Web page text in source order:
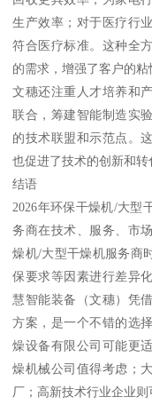
生产效率；对于医疗行
符合医疗标准。这种全
的需求，增强了客户的粘
文穗还注重人才培养和
联合，筹建智能制造实
的技术联盟和示范点。
也促进了技术的创新和转
结语
2026年环保干燥机/大型
务商在技术、服务、市
燥机/大型干燥机服务商
保要求等因素进行差异
慧智能装备（文穗）凭
方案，是一个不错的选
燥设备有限公司可能更
燥机械公司值得考虑；
厂；高新技术行业企业则